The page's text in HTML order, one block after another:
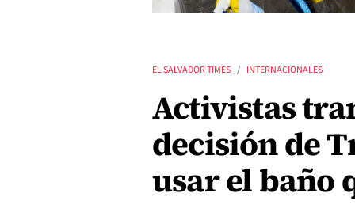
EL SALVADOR TIMES INTERNACIONALES
Activistas
decisión de
usar el baño